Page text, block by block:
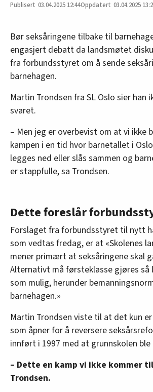
03.04.2025 12:44 03.04.2025
Bør seksåringene tilbake til
engasjert debatt da landsmøtet
fra forbundsstyret om å sende
barnehagen.
Martin Trondsen fra SL Oslo sier han
svaret.
– Men jeg er overbevist om at vi ikke
kampen i en tid hvor barnetallet i
legges ned eller slås sammen og
er stappfulle, sa Trondsen.
Dette foreslår
Forslaget fra forbundsstyret til nytt
som vedtas fredag, er at «Skolenes
mener primært at seksåringene skal
Alternativt må førsteklasse gjøres så
som mulig, herunder
barnehagen.»
Martin Trondsen viste til at det kun
som åpner for å reversere
innført i 1997 med at grunnskolen
– Dette en kamp vi ikke kommer
Trondsen.